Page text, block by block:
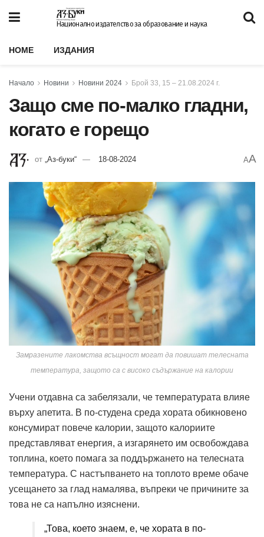
Национално издателство за образование и наука
HOME ИЗДАНИЯ
Начало Новини Новини 2024 Брой 33, 15 – 21.08.2024 г.
Защо сме по-малко гладни,
когато е горещо
от „Аз-буки“ 18-08-2024 AA
Замразените лакомства всъщност могат да повишат телесната
температура, защото са с високо съдържание на калории
Учени отдавна са забелязали, че температурата влияе
върху апетита. В по-студена среда хората обикновено
консумират повече калории, защото калориите
представляват енергия, а изгарянето им освобождава
топлина, което помага за поддържането на телесната
температура. С настъпването на топлото време обаче
усещането за глад намалява, въпреки че причините за
това не са напълно изяснени.
„Това, което знаем, е, че хората в по-